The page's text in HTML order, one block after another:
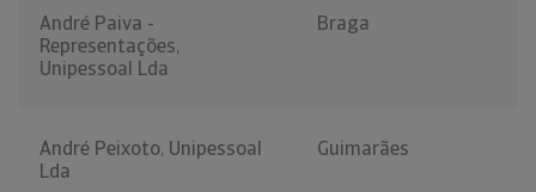
André Paiva -
Representações,
Unipessoal Lda
Braga
André Peixoto, Unipessoal
Lda
Guimarães